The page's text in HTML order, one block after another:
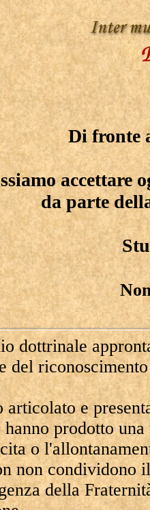
Di fronte
accettare
da parte
dottrinale
del
e
hanno prodotto
o
non condividono
della